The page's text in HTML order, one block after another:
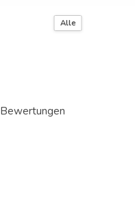
Aluminium
Alle
Bewertungen